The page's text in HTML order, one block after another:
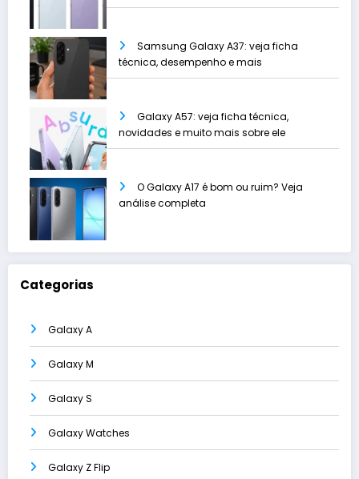
Samsung Galaxy A37: veja ficha
técnica, desempenho e mais
Galaxy A57: veja ficha técnica,
novidades e muito mais sobre ele
O Galaxy A17 é bom ou ruim? Veja
análise completa
Categorias
Galaxy A
Galaxy M
Galaxy S
Galaxy Watches
Galaxy Z Flip